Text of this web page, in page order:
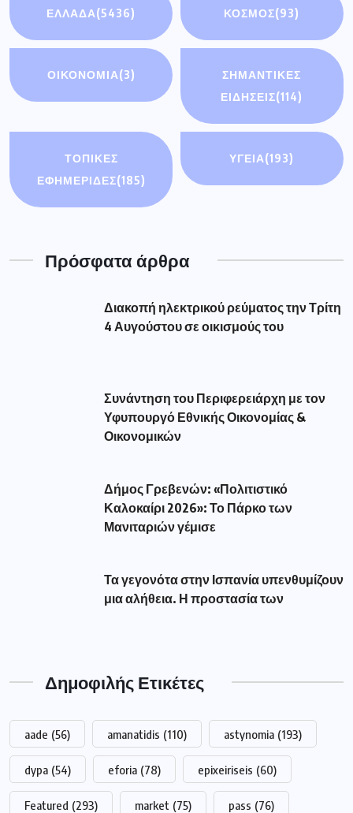
ΕΛΛΑΔΑ(5436) ΚΟΣΜΟΣ(93)
ΟΙΚΟΝΟΜΊΑ(3)
ΣΗΜΑΝΤΙΚΈΣ
ΕΙΔΉΣΕΙΣ(114)
ΤΟΠΙΚΕΣ
ΕΦΗΜΕΡΙΔΕΣ(185)
ΥΓΕΙΑ(193)
Πρόσφατα άρθρα
Διακοπή ηλεκτρικού ρεύματος την Τρίτη
4 Αυγούστου σε οικισμούς του
Συνάντηση του Περιφερειάρχη με τον
Υφυπουργό Εθνικής Οικονομίας &
Οικονομικών
Δήμος Γρεβενών: «Πολιτιστικό
Καλοκαίρι 2026»: Το Πάρκο των
Μανιταριών γέμισε
Τα γεγονότα στην Ισπανία υπενθυμίζουν
μια αλήθεια. Η προστασία των
Δημοφιλής Ετικέτες
aade (56) amanatidis (110) astynomia (193)
dypa (54) eforia (78) epixeiriseis (60)
Featured (293) market (75) pass (76)